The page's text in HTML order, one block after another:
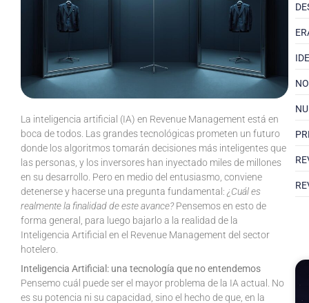
La inteligencia artificial (IA) en Revenue Management está en
boca de todos. Las grandes tecnológicas prometen un futuro
donde los algoritmos tomarán decisiones más inteligentes que
las personas, y los inversores han inyectado miles de millones
en su desarrollo. Pero en medio del entusiasmo, conviene
detenerse y hacerse una pregunta fundamental: ¿Cuál es
realmente la finalidad de este avance? Pensemos en esto de
forma general, para luego bajarlo a la realidad de la
Inteligencia Artificial en el Revenue Management del sector
hotelero.
Inteligencia Artificial: una tecnología que no entendemos
Pensemo cuál puede ser el mayor problema de la IA actual. No
es su potencia ni su capacidad, sino el hecho de que, en la